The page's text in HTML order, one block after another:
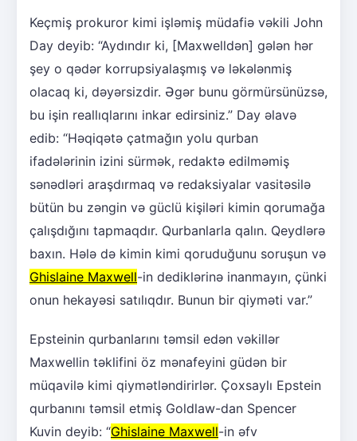
Keçmiş prokuror kimi işləmiş müdafiə vəkili John
Day deyib: “Aydındır ki, [Maxwelldən] gələn hər
şey o qədər korrupsiyalaşmış və ləkələnmiş
olacaq ki, dəyərsizdir. Əgər bunu görmürsünüzsə,
bu işin reallıqlarını inkar edirsiniz.” Day əlavə
edib: “Həqiqətə çatmağın yolu qurban
ifadələrinin izini sürmək, redaktə edilməmiş
sənədləri araşdırmaq və redaksiyalar vasitəsilə
bütün bu zəngin və güclü kişiləri kimin qorumağa
çalışdığını tapmaqdır. Qurbanlarla qalın. Qeydlərə
baxın. Hələ də kimin kimi qoruduğunu soruşun və
Ghislaine Maxwell-in dediklərinə inanmayın, çünki
onun hekayəsi satılıqdır. Bunun bir qiyməti var.”
Epsteinin qurbanlarını təmsil edən vəkillər
Maxwellin təklifini öz mənafeyini güdən bir
müqavilə kimi qiymətləndirirlər. Çoxsaylı Epstein
qurbanını təmsil etmiş Goldlaw-dan Spencer
Kuvin deyib: “Ghislaine Maxwell-in əfv